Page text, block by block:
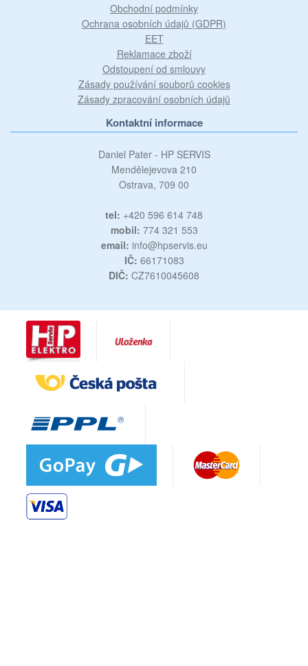
Obchodní podmínky
Ochrana osobních údajů (GDPR)
EET
Reklamace zboží
Odstoupení od smlouvy
Zásady používání souborů cookies
Zásady zpracování osobních údajů
Kontaktní informace
Daniel Pater - HP SERVIS
Mendělejevova 210
Ostrava, 709 00
tel: +420 596 614 748
mobil: 774 321 553
email: info@hpservis.eu
IČ: 66171083
DIČ: CZ7610045608